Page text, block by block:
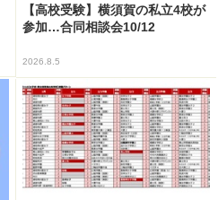
【高校受験】横須賀の私立4校が
参加…合同相談会10/12
2026.8.5